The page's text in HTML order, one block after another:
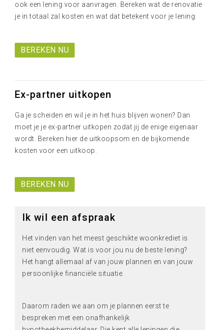
ook een lening voor aanvragen. Bereken wat de renovatie
je in totaal zal kosten en wat dat betekent voor je lening.
BEREKEN NU
Ex-partner uitkopen
Ga je scheiden en wil je in het huis blijven wonen? Dan
moet je je ex-partner uitkopen zodat jij de enige eigenaar
wordt. Bereken hier de uitkoopsom en de bijkomende
kosten voor een uitkoop.
BEREKEN NU
Ik wil een afspraak
Het vinden van het meest geschikte woonkrediet is
niet eenvoudig. Wat is voor jou nu de beste lening?
Het hangt allemaal af van jouw plannen en van jouw
persoonlijke financiële situatie.
Daarom raden we aan om je plannen eerst te
bespreken met een onafhankelijk